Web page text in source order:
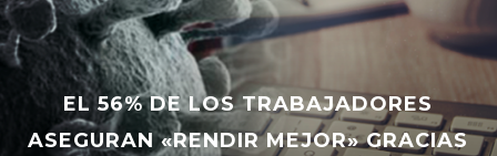
EL 56% DE LOS TRABAJADORES
ASEGURAN «RENDIR MEJOR» GRACIAS